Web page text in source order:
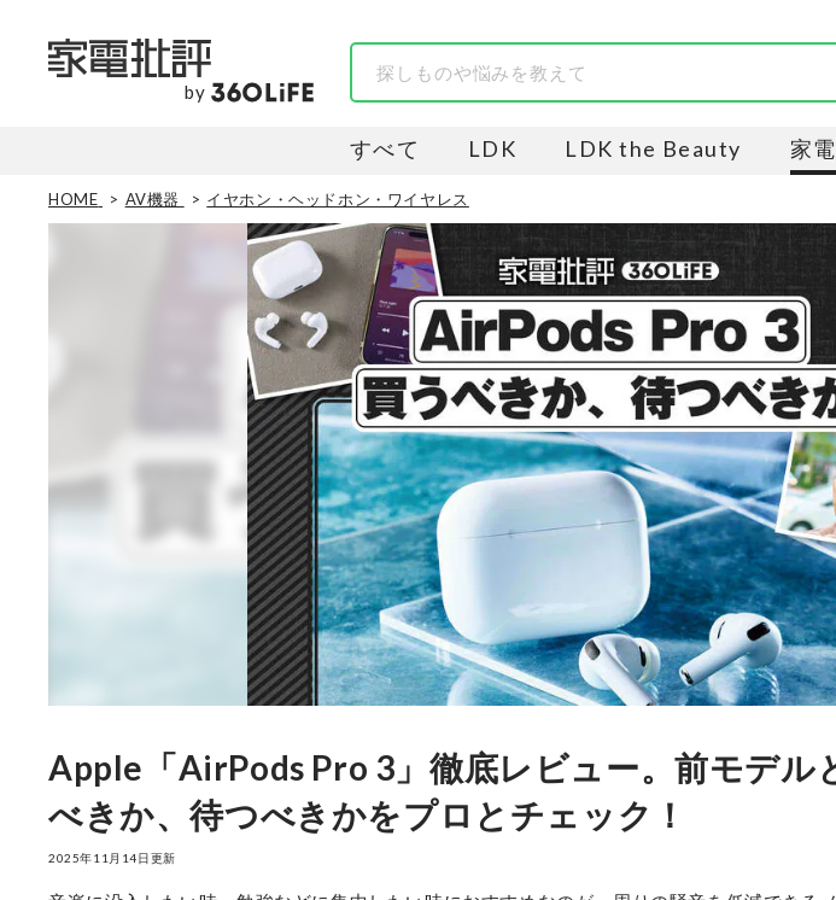
by
すべて LDK LDK the Beauty 家
HOME AV機器 イヤホン・ヘッドホン・ワイヤレス
Apple「AirPods Pro 3」徹底レビュー。前モデル
べきか、待つべきかをプロとチェック！
2025年11月14日更新